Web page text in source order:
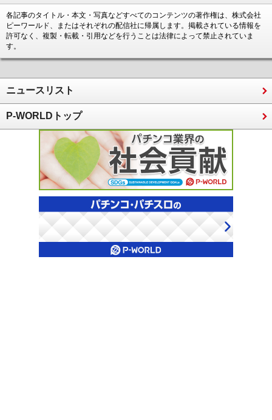
各記事のタイトル・本文・写真などすべてのコンテンツの著作権は、株式会社
ピーワールド、またはそれぞれの配信社に帰属します。掲載されている情報を
許可なく、複製・転載・引用などを行うことは法律によって禁止されていま
す。
ニュースリスト
P-WORLDトップ